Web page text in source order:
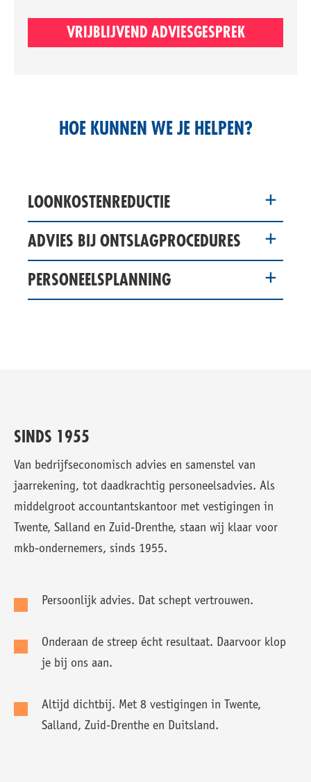
VRIJBLIJVEND ADVIESGESPREK
HOE KUNNEN WE JE HELPEN?
LOONKOSTENREDUCTIE
ADVIES BIJ ONTSLAGPROCEDURES
PERSONEELSPLANNING
SINDS 1955
Van bedrijfseconomisch advies en samenstel van
jaarrekening, tot daadkrachtig personeelsadvies. Als
middelgroot accountantskantoor met vestigingen in
Twente, Salland en Zuid-Drenthe, staan wij klaar voor
mkb-ondernemers, sinds 1955.
Persoonlijk advies. Dat schept vertrouwen.
Onderaan de streep écht resultaat. Daarvoor klop
je bij ons aan.
Altijd dichtbij. Met 8 vestigingen in Twente,
Salland, Zuid-Drenthe en Duitsland.